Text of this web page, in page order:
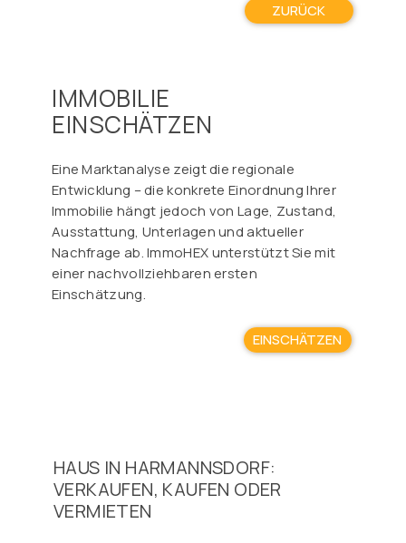
ZURÜCK
IMMOBILIE
EINSCHÄTZEN
Eine Marktanalyse zeigt die regionale
Entwicklung – die konkrete Einordnung Ihrer
Immobilie hängt jedoch von Lage, Zustand,
Ausstattung, Unterlagen und aktueller
Nachfrage ab. ImmoHEX unterstützt Sie mit
einer nachvollziehbaren ersten
Einschätzung.
EINSCHÄTZEN
HAUS IN HARMANNSDORF:
VERKAUFEN, KAUFEN ODER
VERMIETEN